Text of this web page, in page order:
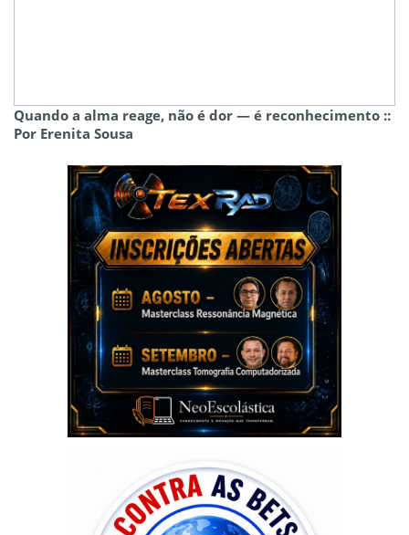
Quando a alma reage, não é dor — é reconhecimento ::
Por Erenita Sousa